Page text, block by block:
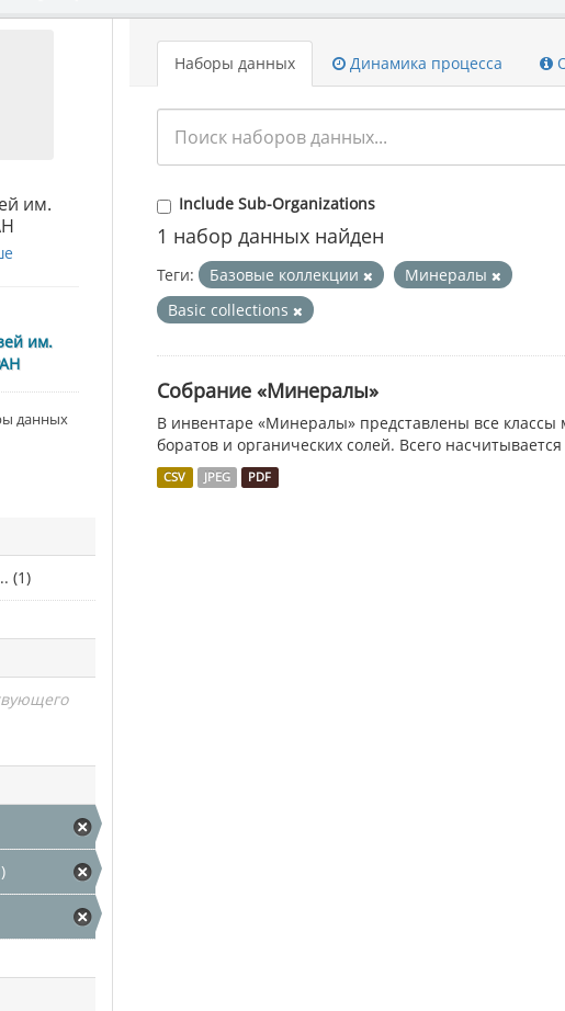
Наборы данных Динамика процесса
Include Sub-Organizations
1 набор данных найден
Теги: Базовые коллекции
Минералы
Basic collections
Собрание «Минералы»
В инвентаре «Минералы» представлены все
боратов и органических солей. Всего
CSV JPEG PDF
им.
им.
данных
(1)